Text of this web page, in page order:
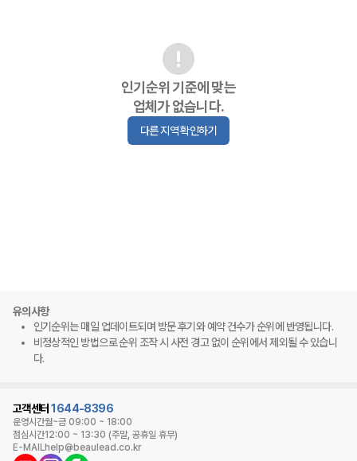
인기순위 기준에 맞는
업체가 없습니다.
다른 지역 확인하기
유의사항
인기순위는 매일 업데이트되며 방문 후기와 예약 건수가 순위에 반영됩니다.
비정상적인 방법으로 순위 조작 시 사전 경고 없이 순위에서 제외될 수 있습니
다.
고객센터 1644-8396
운영시간월~금 09:00 ~ 18:00
점심시간12:00 ~ 13:30 (주말, 공휴일 휴무)
E-MAILhelp@beaulead.co.kr